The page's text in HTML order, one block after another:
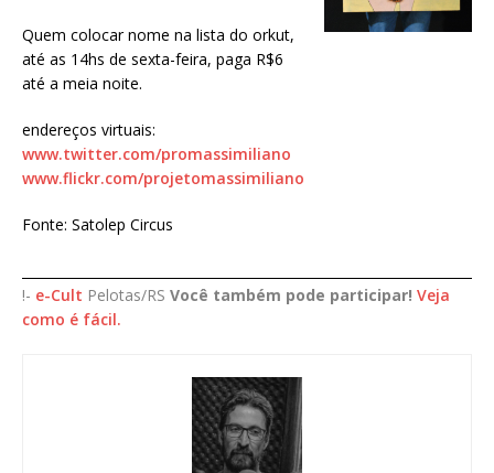
Quem colocar nome na lista do orkut,
até as 14hs de sexta-feira, paga R$6
até a meia noite.
endereços virtuais:
www.twitter.com/promassimiliano
www.flickr.com/projetomassimiliano
Fonte: Satolep Circus
!- e-Cult Pelotas/RS Você também pode participar! Veja
como é fácil.